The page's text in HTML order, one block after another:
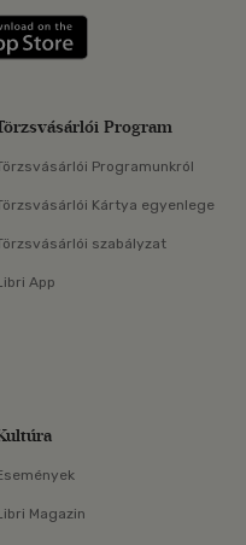
Szerezd meg: Google
Program
Programunkról
Kártya egyenlege
szabályzat
App
Magazin